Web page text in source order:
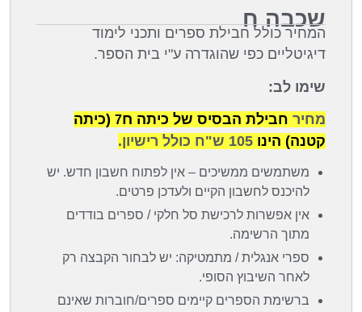
שכבה ח
המחיר כולל חבילת ספרים ותכני לימוד
דיגיטליים כפי שהוגדרה ע"י בית הספר.
שימו לב:
מחיר חבילת הבסיס של כיתה ח7 (כיתה
קטנה) הינו
משתמשים ממשיכים – אין לפתוח חשבון חדש. יש
להיכנס לחשבון הקיים ולעדכן פרטים.
אין אפשרות לרכישת סל חלקי / ספרים בודדים
מתוך הרשימה.
ספרי אנגלית / מתמטיקה: יש לבחור הקבצה רק
לאחר השיבוץ הסופי.
ברשימת הספרים קיימים ספרים/חוברות שאינם